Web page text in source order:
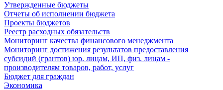
Утвержденные бюджеты
Отчеты об исполнении бюджета
Проекты бюджетов
Реестр расходных обязательств
Мониторинг качества финансового менеджмента
Мониторинг достижения результатов предоставления
субсидий (грантов) юр. лицам, ИП, физ. лицам -
производителям товаров, работ, услуг
Бюджет для граждан
Экономика